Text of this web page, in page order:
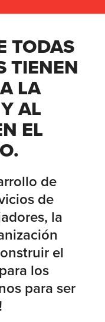
TODAS
TIENEN
LA
AL
EL
de
de
la
el
los
para ser